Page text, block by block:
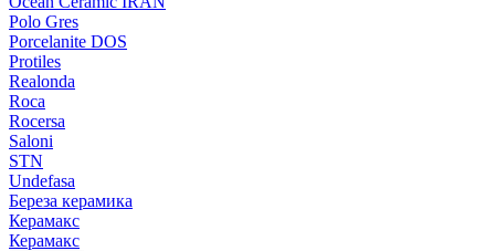
Polo Gres
Porcelanite DOS
Protiles
Realonda
Roca
Rocersa
Saloni
STN
Undefasa
Береза керамика
Керамакс
Керамакс